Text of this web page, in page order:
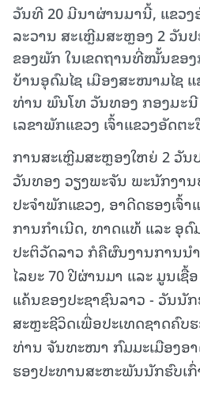
ວັນທີ 20 ມີນາຜ່ານມານີ້, ແຂວງ
ລະວານ ສະເຫຼີມສະຫຼອງ 2 ວັນ
ຂອງພັກ ໃນເຂດຖານທີ່ໝັ້ນຂອງ
ບ້ານອຸດົມໄຊ ເມືອງສະໜາມໄຊ
ທ່ານ ພົນໂທ ວັນທອງ ກອງມະ
ເລຂາພັກແຂວງ ເຈົ້າແຂວງອັດຕະ
ການສະເຫຼີມສະຫຼອງໃຫຍ່ 2 ວັ
ວັນທອງ ວຽງພະຈັນ ພະນັກງາ
ປະຈຳພັກແຂວງ, ອາດີດຮອງເຈົ້
ການກຳເນີດ, ທາດແທ້ ແລະ ອຸ
ປະຕິວັດລາວ ກໍຄືຜົນງານການ
ໄລຍະ 70 ປີຜ່ານມາ ແລະ ມູນເ
ແຄ້ນຂອງປະຊາຊົນລາວ - ວັນນັກ
ສະຫຼະຊີວິດເພື່ອປະເທດຊາດຄົບ
ທ່ານ ຈັນທະໜາ ກົມມະເມືອງອ
ຮອງປະທານສະຫະພັນນັກຮົບເກົ່